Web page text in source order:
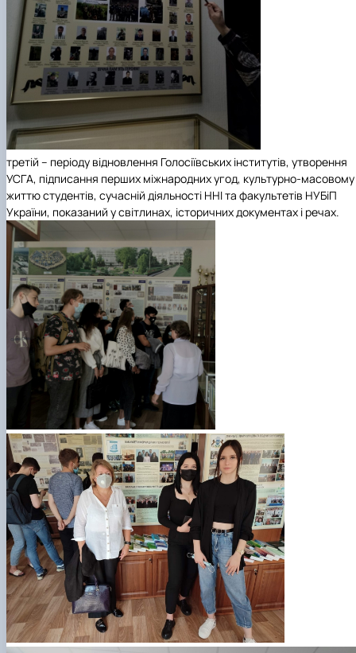
третій – періоду відновлення Голосіївських інститутів, утворення
УСГА, підписання перших міжнародних угод, культурно-масовому
життю студентів, сучасній діяльності ННІ та факультетів НУБіП
України, показаний у світлинах, історичних документах і речах.